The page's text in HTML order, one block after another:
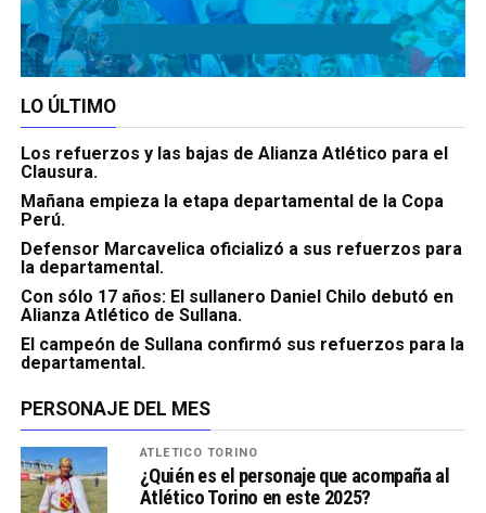
LO ÚLTIMO
Los refuerzos y las bajas de Alianza Atlético para el
Clausura.
Mañana empieza la etapa departamental de la Copa
Perú.
Defensor Marcavelica oficializó a sus refuerzos para
la departamental.
Con sólo 17 años: El sullanero Daniel Chilo debutó en
Alianza Atlético de Sullana.
El campeón de Sullana confirmó sus refuerzos para la
departamental.
PERSONAJE DEL MES
ATLÉTICO TORINO
¿Quién es el personaje que acompaña al
Atlético Torino en este 2025?